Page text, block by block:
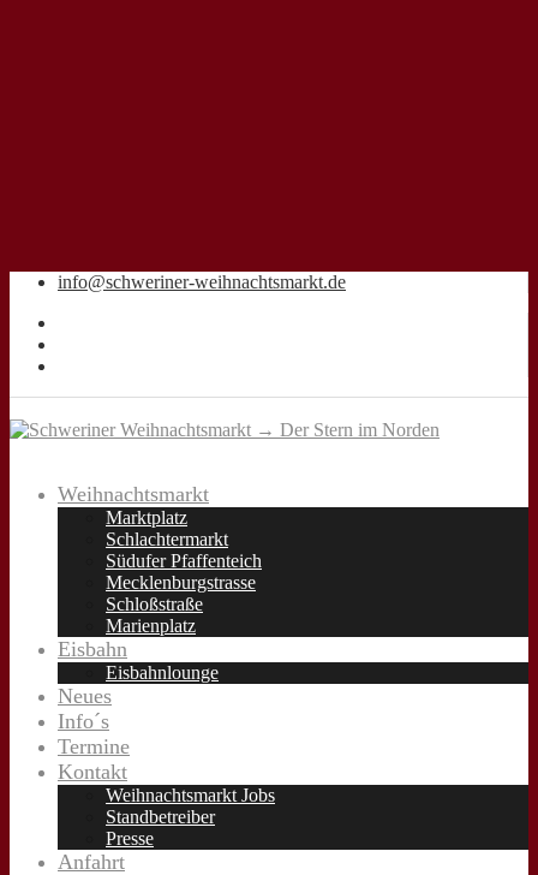
info@schweriner-weihnachtsmarkt.de
Weihnachtsmarkt
Marktplatz
Schlachtermarkt
Südufer Pfaffenteich
Mecklenburgstrasse
Schloßstraße
Marienplatz
Eisbahn
Eisbahnlounge
Neues
Info´s
Termine
Kontakt
Weihnachtsmarkt Jobs
Standbetreiber
Presse
Anfahrt